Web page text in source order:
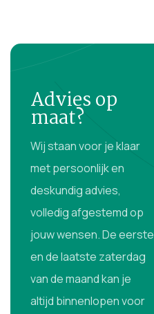
Advies op
maat?
Wij staan voor je klaar
met persoonlijk en
deskundig advies,
volledig afgestemd op
jouw wensen. De eerste
en de laatste zaterdag
van de maand kan je
altijd binnenlopen voor